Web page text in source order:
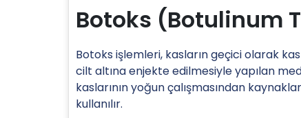
Botoks (Botulinum
Botoks işlemleri, kasların geçici olarak
cilt altına enjekte edilmesiyle yapılan
kaslarının yoğun çalışmasından
kullanılır.